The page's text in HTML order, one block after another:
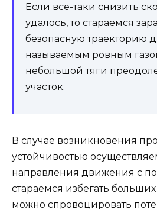
Если все-таки снизить
удалось, то стараемся
безопасную траекторию
называемым ровным
небольшой тяги
участок.
В случае возникновения
устойчивостью
направления движения с
стараемся избегать
можно спровоцировать